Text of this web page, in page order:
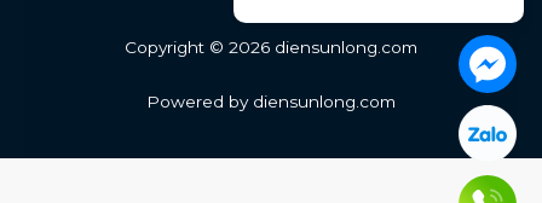
Copyright © 2026 diensunlong.com
Powered by diensunlong.com